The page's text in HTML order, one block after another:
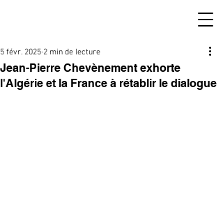
Jean-Pierre Chevènement exhorte
l'Algérie et la France à rétablir le dialogue
5 févr. 2025 2 min de lecture